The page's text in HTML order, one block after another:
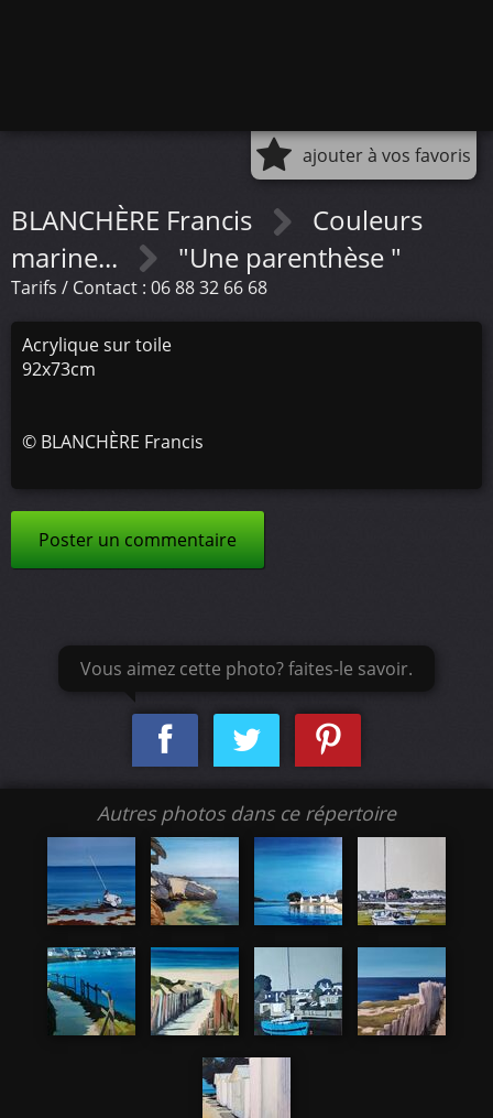
ajouter à vos favoris
BLANCHÈRE Francis
Couleurs
marine...
"Une parenthèse "
Tarifs / Contact : 06 88 32 66 68
Acrylique sur toile
92x73cm
© BLANCHÈRE Francis
Poster un commentaire
Vous aimez cette photo? faites-le savoir.
Autres photos dans ce répertoire